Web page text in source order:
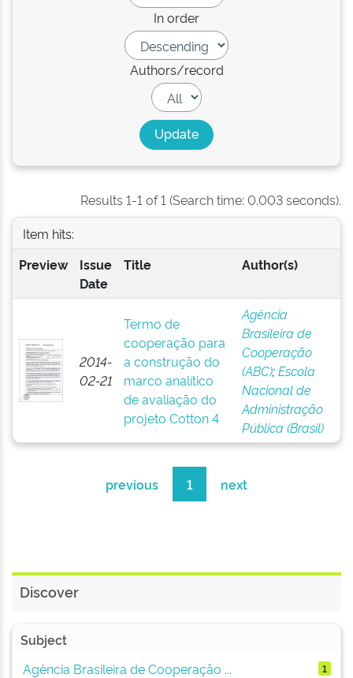
In order
Authors/record
Results 1-1 of 1 (Search time: 0.003 seconds).
Item hits:
Preview
Issue
Date
Title Author(s)
2014-
02-21
Termo de
cooperação para
a construção do
marco analítico
de avaliação do
projeto Cotton 4
Agência
Brasileira de
Cooperação
(ABC);Escola
Nacional de
Administração
Pública (Brasil)
previous 1 next
Discover
Subject
Agência Brasileira de Cooperação ...
1